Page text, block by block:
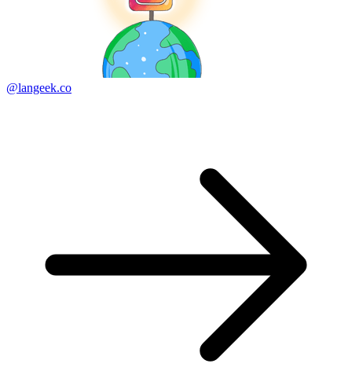
@langeek.co